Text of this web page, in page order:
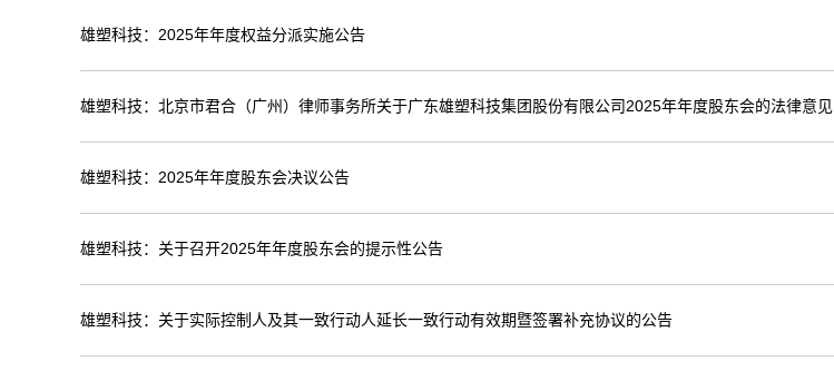
雄塑科技：2025年年度权益分派实施公告
雄塑科技：北京市君合（广州）律师事务所关于广东雄塑科技集团股份有限公司2025年年度股东会的法律意见
雄塑科技：2025年年度股东会决议公告
雄塑科技：关于召开2025年年度股东会的提示性公告
雄塑科技：关于实际控制人及其一致行动人延长一致行动有效期暨签署补充协议的公告